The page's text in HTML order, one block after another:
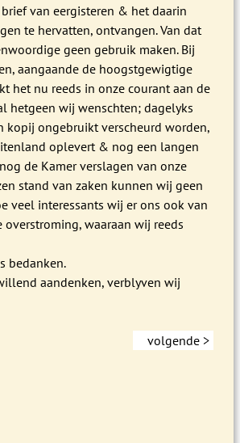
van eergisteren & het daarin
te hervatten, ontvangen. Van dat
geen gebruik maken. Bij
aangaande de hoogstgewigtige
het nu reeds in onze courant aan de
hetgeen wij wenschten; dagelyks
kopij ongebruikt verscheurd worden,
oplevert & nog een langen
de Kamer verslagen van onze
stand van zaken kunnen wij geen
veel interessants wij er ons ook van
waaraan wij reeds
bedanken.
aandenken, verblyven wij
volgende >